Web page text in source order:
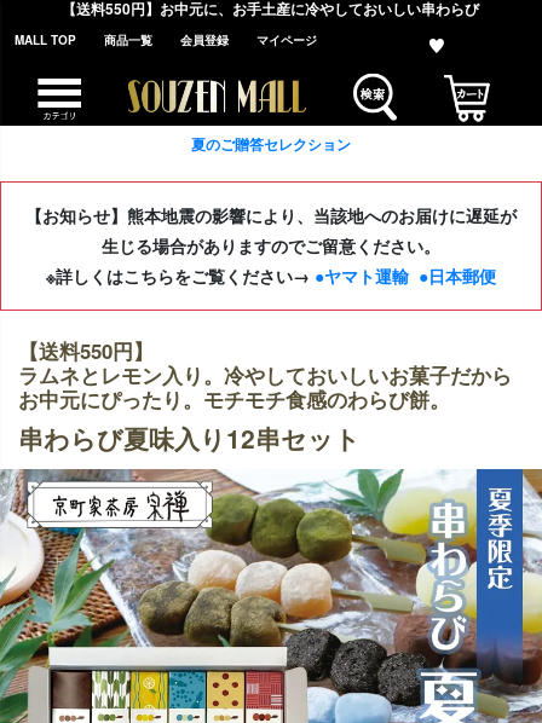
【送料550円】お中元に、お手土産に冷やしておいしい串わらび
MALL TOP 商品一覧 会員登録 マイページ
夏のご贈答セレクション
【お知らせ】熊本地震の影響により、当該地へのお届けに遅延が
生じる場合がありますのでご留意ください。
※詳しくはこちらをご覧ください→ ●ヤマト運輸 ●日本郵便
【送料550円】
ラムネとレモン入り。冷やしておいしいお菓子だから
お中元にぴったり。モチモチ食感のわらび餅。
串わらび夏味入り12串セット